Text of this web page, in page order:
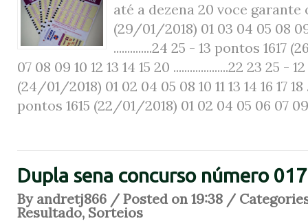
até a dezena 20 voce
(29/01/2018) 01 03 04 05 08 09
..............24 25 - 13 pontos 1617
07 08 09 10 12 13 14 15 20 ....................22 23 25 -
(24/01/2018) 01 02 04 05 08 10 11 13 14 16 17 18
pontos 1615 (22/01/2018) 01 02 04 05 06 07 09
Dupla sena concurso número
By andretj866 / Posted on 19:38 /
Resultado, Sorteios